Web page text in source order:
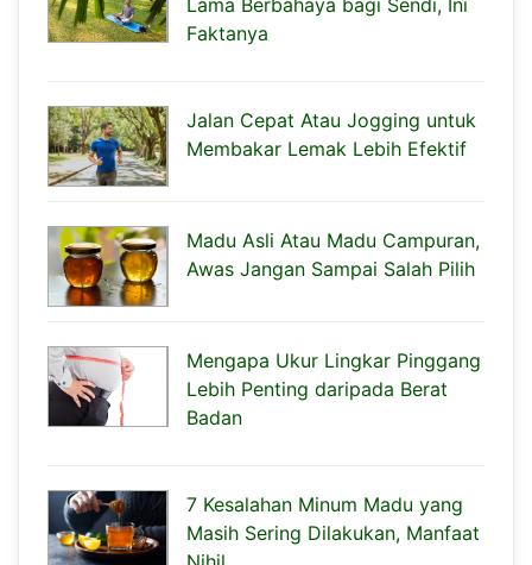
Faktanya
Jalan Cepat Atau Jogging untuk
Membakar Lemak Lebih Efektif
Madu Asli Atau Madu Campuran,
Awas Jangan Sampai Salah Pilih
Mengapa Ukur Lingkar Pinggang
Lebih Penting daripada Berat
Badan
7 Kesalahan Minum Madu yang
Masih Sering Dilakukan, Manfaat